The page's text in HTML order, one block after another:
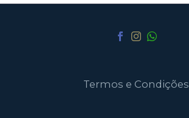
Termos e Condições